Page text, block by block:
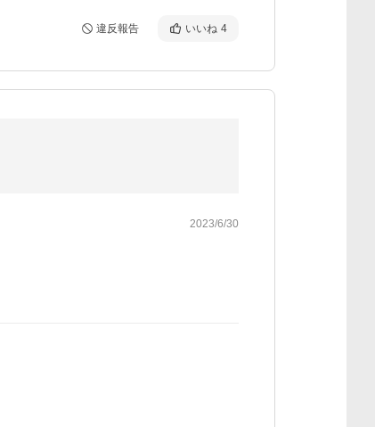
違反報告 いいね 4
2023/6/30